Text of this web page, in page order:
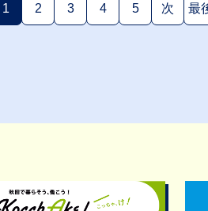
1(現在のページ)
2 3 4 5 次 最